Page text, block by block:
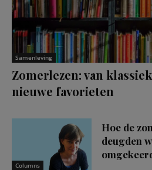
Samenleving
Zomerlezen: van
nieuwe favorieten
Columns
Hoe de
deugden